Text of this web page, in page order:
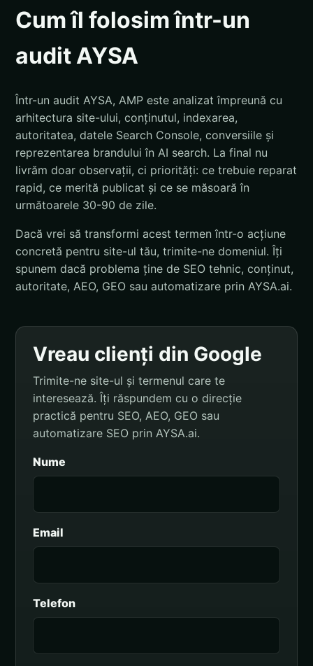
Cum îl folosim într-un
audit AYSA
Într-un audit AYSA, AMP este analizat împreună cu
arhitectura site-ului, conținutul, indexarea,
autoritatea, datele Search Console, conversiile și
reprezentarea brandului în AI search. La final nu
livrăm doar observații, ci priorități: ce trebuie reparat
rapid, ce merită publicat și ce se măsoară în
următoarele 30-90 de zile.
Dacă vrei să transformi acest termen într-o acțiune
concretă pentru site-ul tău, trimite-ne domeniul. Îți
spunem dacă problema ține de SEO tehnic, conținut,
autoritate, AEO, GEO sau automatizare prin AYSA.ai.
Vreau clienți din Google
Trimite-ne site-ul și termenul care te
interesează. Îți răspundem cu o direcție
practică pentru SEO, AEO, GEO sau
automatizare SEO prin AYSA.ai.
Nume
Email
Telefon